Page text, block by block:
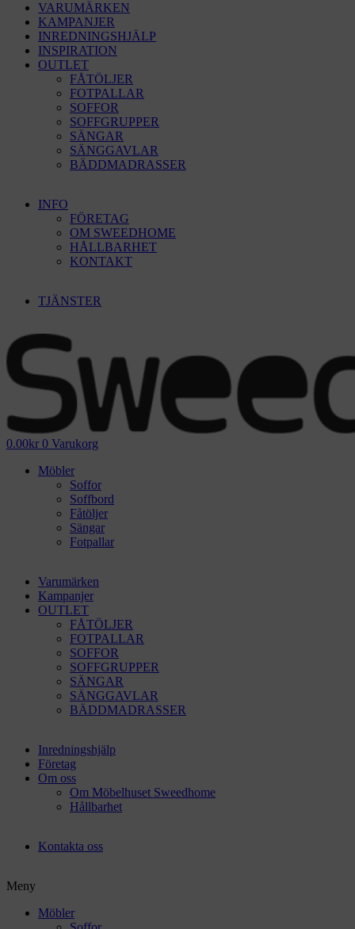
VARUMÄRKEN
KAMPANJER
INREDNINGSHJÄLP
INSPIRATION
OUTLET
FÅTÖLJER
FOTPALLAR
SOFFOR
SOFFGRUPPER
SÄNGAR
SÄNGGAVLAR
BÄDDMADRASSER
INFO
FÖRETAG
OM SWEEDHOME
HÅLLBARHET
KONTAKT
TJÄNSTER
0.00kr 0 Varukorg
Möbler
Soffor
Soffbord
Fåtöljer
Sängar
Fotpallar
Varumärken
Kampanjer
OUTLET
FÅTÖLJER
FOTPALLAR
SOFFOR
SOFFGRUPPER
SÄNGAR
SÄNGGAVLAR
BÄDDMADRASSER
Inredningshjälp
Företag
Om oss
Om Möbelhuset Sweedhome
Hållbarhet
Kontakta oss
Meny
Möbler